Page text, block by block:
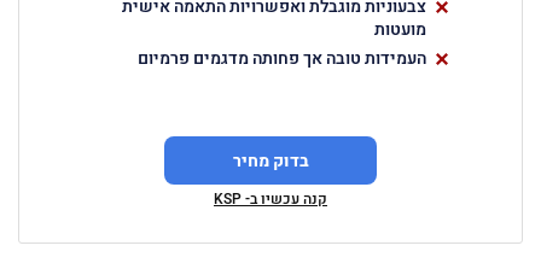
צבעוניות מוגבלת ואפשרויות התאמה אישית
מועטות
העמידות טובה אך פחותה מדגמים פרמיום
בדוק מחיר
קנה עכשיו ב- KSP